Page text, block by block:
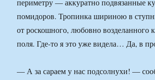
периметру — аккуратно подвязанные
помидоров. Тропинка шириною в
от роскошного, любовно возделанного
поля. Где-то я это уже видела… Да, в
— А за сараем у нас подсолнухи! —